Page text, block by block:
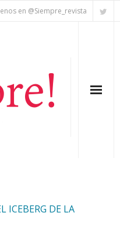
en @Siempre_revista
ICEBERG DE LA